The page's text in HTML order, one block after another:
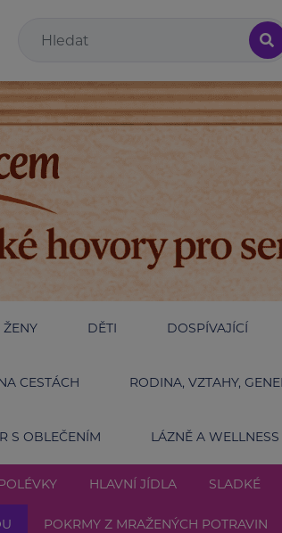
ŽENY DĚTI DOSPÍVAJÍCÍ
CESTÁCH RODINA, VZTAHY,
S OBLEČENÍM LÁZNĚ A
HLAVNÍ JÍDLA SLADKÉ
POKRMY Z MRAŽENÝCH POTRAVIN